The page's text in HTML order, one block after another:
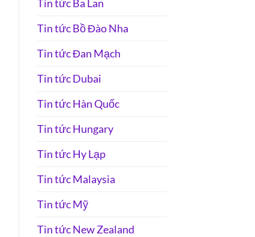
Tin tức Ba Lan
Tin tức Bồ Đào Nha
Tin tức Đan Mạch
Tin tức Dubai
Tin tức Hàn Quốc
Tin tức Hungary
Tin tức Hy Lạp
Tin tức Malaysia
Tin tức Mỹ
Tin tức New Zealand